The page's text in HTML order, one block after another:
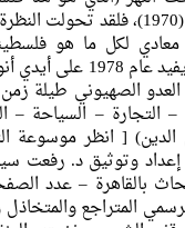
وفاة عبدالناصر عام (1970)،
لكل ما هو
اتفاقات في كامب
– التجارة – السياحة
[ انظر موسوعة
مصر 1979 – 2011 إعداد وتوثيق د.
المتراجع